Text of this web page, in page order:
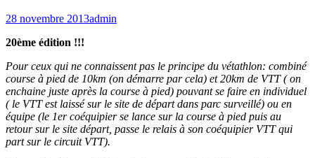
28 novembre 2013admin
20ème édition !!!
Pour ceux qui ne connaissent pas le principe du vétathlon: combiné
course à pied de 10km (on démarre par cela) et 20km de VTT ( on
enchaine juste après la course à pied) pouvant se faire en individuel
( le VTT est laissé sur le site de départ dans parc surveillé) ou en
équipe (le 1er coéquipier se lance sur la course à pied puis au
retour sur le site départ, passe le relais à son coéquipier VTT qui
part sur le circuit VTT).